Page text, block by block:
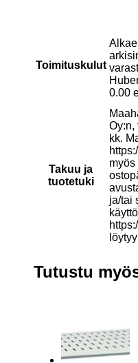
Toimituskulut
0.00
Takuu ja
tuotetuki
Oy:n,
kk.
ja/tai
Tutustu